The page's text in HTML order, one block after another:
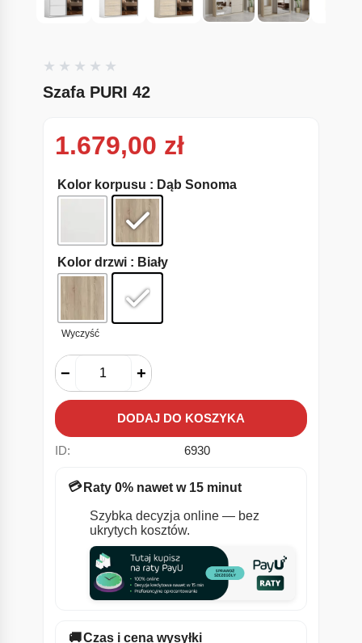
Szafa PURI 42
1.679,00 zł
Kolor korpusu : Dąb Sonoma
Kolor drzwi : Biały
Wyczyść
− +
DODAJ DO KOSZYKA
ID: 6930
💳 Raty 0% nawet w 15 minut
Szybka decyzja online — bez
ukrytych kosztów.
🚚Czas i cena wysyłki